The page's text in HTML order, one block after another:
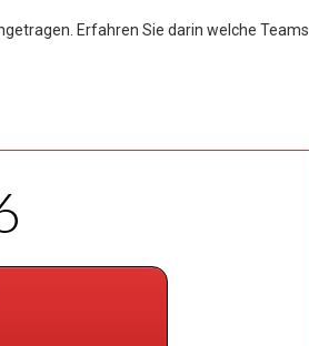
Erfahren Sie darin welche Teams